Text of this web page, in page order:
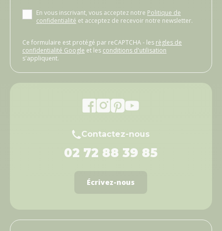
En vous inscrivant, vous acceptez notre Politique de
confidentialité et acceptez de recevoir notre newsletter.
Ce formulaire est protégé par reCAPTCHA - les règles de
confidentialité Google et les conditions d'utilisation
s'appliquent.
Contactez-nous
02 72 88 39 85
Écrivez-nous